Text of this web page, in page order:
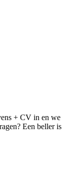
+ CV in en we
Een beller is